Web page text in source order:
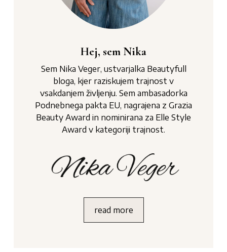
Hej, sem Nika
Sem Nika Veger, ustvarjalka Beautyfull
bloga, kjer raziskujem trajnost v
vsakdanjem življenju. Sem ambasadorka
Podnebnega pakta EU, nagrajena z Grazia
Beauty Award in nominirana za Elle Style
Award v kategoriji trajnost.
read more